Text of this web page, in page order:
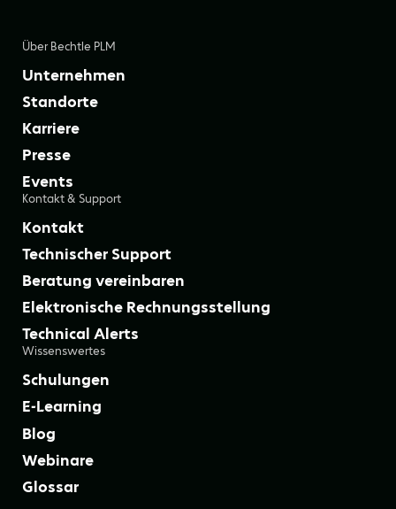
Über Bechtle PLM
Unternehmen
Standorte
Karriere
Presse
Events
Kontakt & Support
Kontakt
Technischer Support
Beratung vereinbaren
Elektronische Rechnungsstellung
Technical Alerts
Wissenswertes
Schulungen
E-Learning
Blog
Webinare
Glossar